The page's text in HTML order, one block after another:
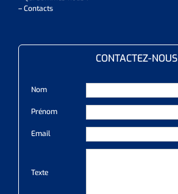
– Contacts
CONTACTEZ-NOUS
Nom
Prénom
Email
Texte